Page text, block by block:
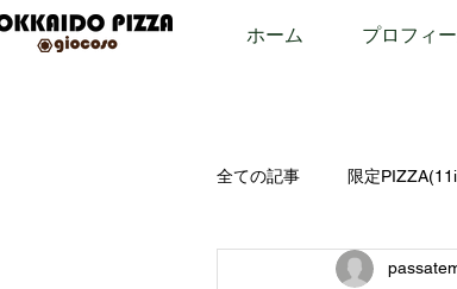
ホーム プロフィ
全ての記事 限定
限定PIZZA(8inch)